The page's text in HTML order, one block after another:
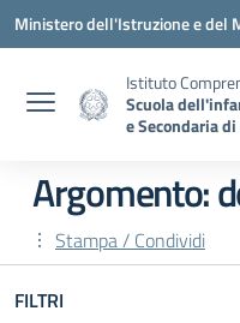
Vai ai contenuti
Vai al menu di navigazione
Vai al footer
Ministero dell'Istruzione e del
Istituto
Scuola
e Secondaria
Argomento:
Stampa / Condividi
FILTRI